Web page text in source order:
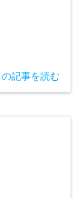
の記事を読む